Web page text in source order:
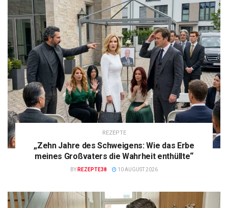
REZEPTE
„Zehn Jahre des Schweigens: Wie das Erbe
meines Großvaters die Wahrheit enthüllte“
BY REZEPTE38 10 AUGUST 2026